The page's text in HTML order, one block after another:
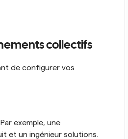
collectifs
de configurer vos
exemple, une
et un ingénieur solutions.